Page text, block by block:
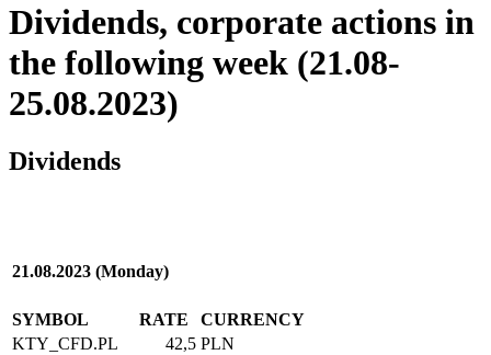
Dividends, corporate actions in
the following week (21.08-
25.08.2023)
Dividends
21.08.2023 (Monday)
SYMBOL RATE
CURRENCY
KTY_CFD.PL
42,5 PLN